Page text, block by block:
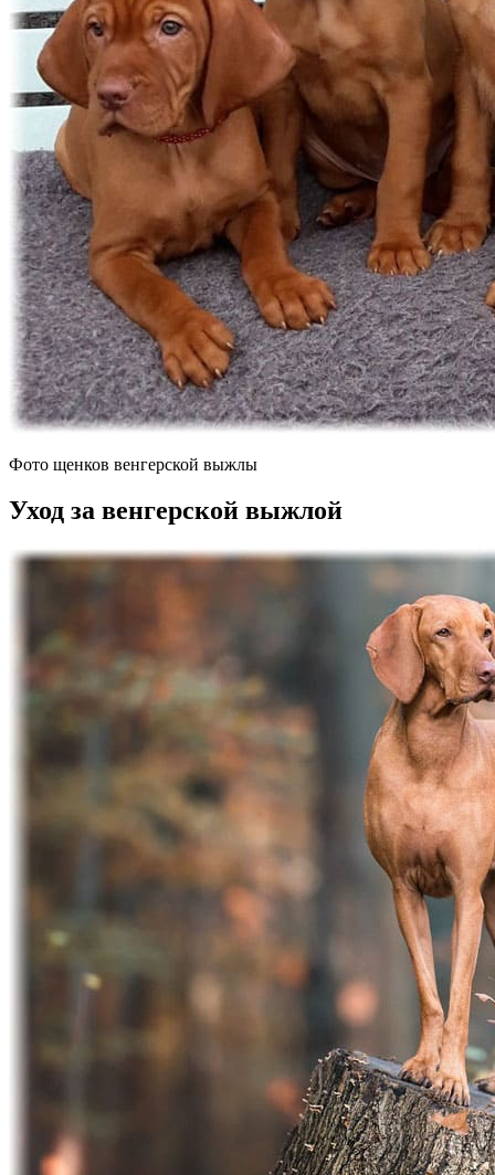
Фото щенков венгерской выжлы
Уход за венгерской выжлой